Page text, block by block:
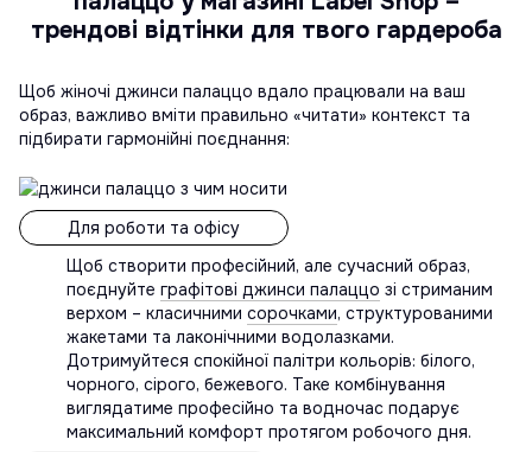
трендові відтінки для твого гардероба
Щоб жіночі джинси палаццо вдало працювали на ваш
образ, важливо вміти правильно «читати» контекст та
підбирати гармонійні поєднання:
Для роботи та офісу
Щоб створити професійний, але сучасний образ,
поєднуйте графітові джинси палаццо зі стриманим
верхом – класичними сорочками, структурованими
жакетами та лаконічними водолазками.
Дотримуйтеся спокійної палітри кольорів: білого,
чорного, сірого, бежевого. Таке комбінування
виглядатиме професійно та водночас подарує
максимальний комфорт протягом робочого дня.